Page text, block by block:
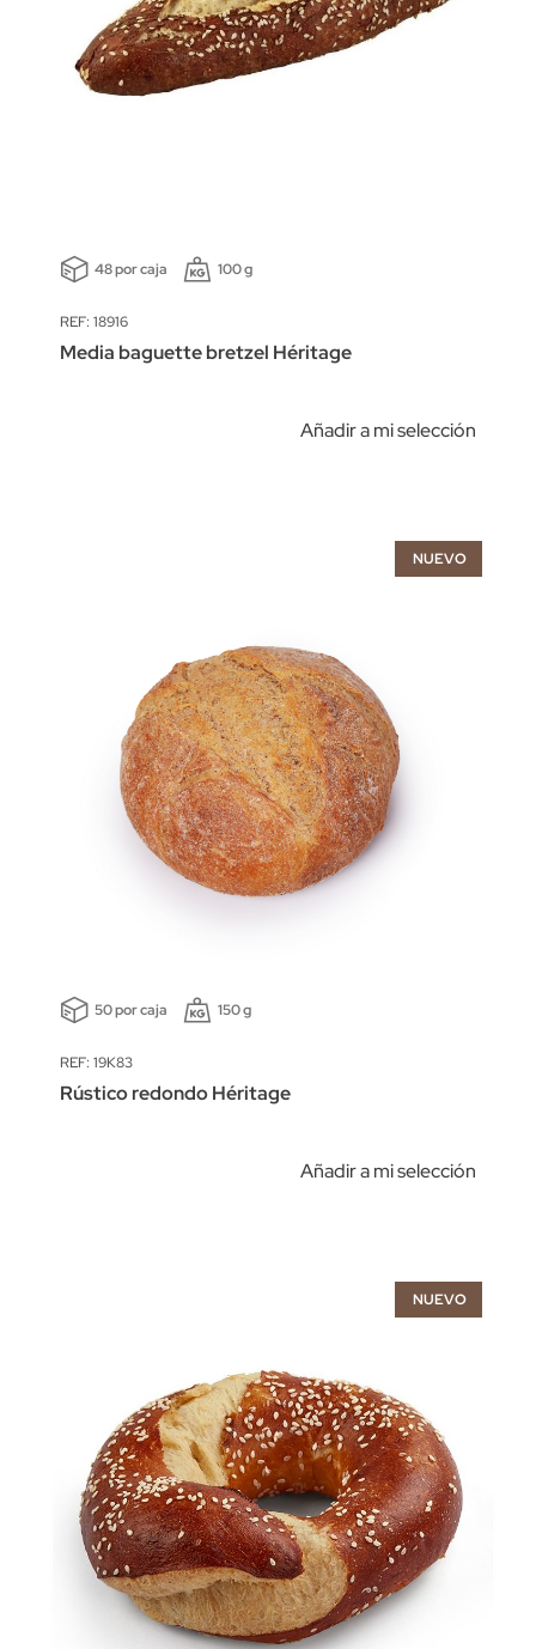
48 por caja 100 g
REF: 18916
Media baguette bretzel Héritage
Añadir a mi selección
NUEVO
50 por caja 150 g
REF: 19K83
Rústico redondo Héritage
Añadir a mi selección
NUEVO